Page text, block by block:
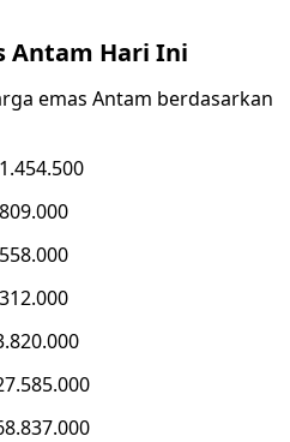
Antam Hari Ini
emas Antam berdasarkan